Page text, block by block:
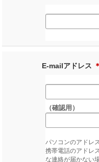
E-mailアドレス ＊
（確認用）
パソコンのアドレ
携帯電話のアドレ
な連絡が届かない